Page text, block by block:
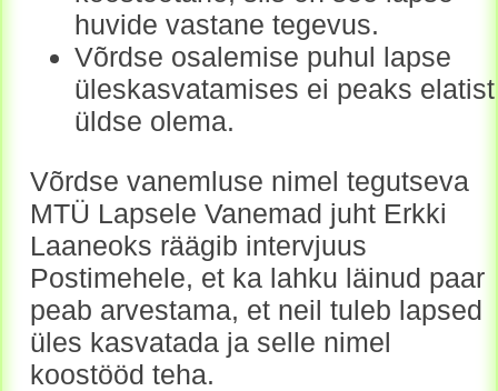
huvide vastane tegevus.
Võrdse osalemise puhul lapse
üleskasvatamises ei peaks elatist
üldse olema.
Võrdse vanemluse nimel tegutseva
MTÜ Lapsele Vanemad juht Erkki
Laaneoks räägib intervjuus
Postimehele, et ka lahku läinud paar
peab arvestama, et neil tuleb lapsed
üles kasvatada ja selle nimel
koostööd teha.